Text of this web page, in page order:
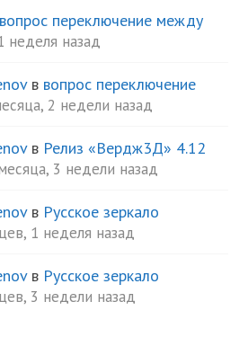
вопрос переключение между
неделя назад
в вопрос переключение
2 недели назад
в Релиз «Вердж3Д» 4.12
3 недели назад
в Русское зеркало
1 неделя назад
в Русское зеркало
3 недели назад